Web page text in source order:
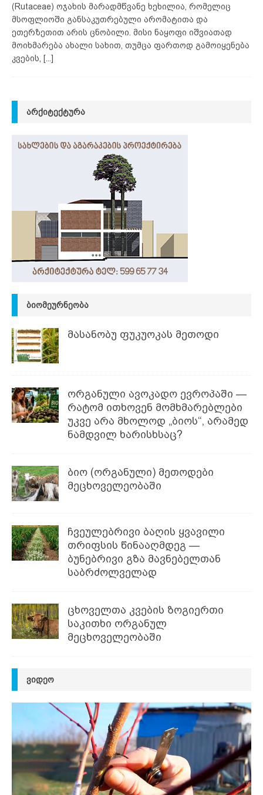
(Rutaceae) ოჯახის მარადმწვანე ხეხილია, რომელიც
მსოფლიოში განსაკუთრებული არომატითა და
ეთერზეთით არის ცნობილი. მისი ნაყოფი იშვიათად
მოიხმარება ახალი სახით, თუმცა ფართოდ გამოიყენება
კვების,
[...]
ᲐᲠᲥᲘᲢᲔᲥᲢᲣᲠᲐ
ᲑᲘᲝᲛᲔᲣᲠᲜᲔᲝᲑᲐ
მასანობუ ფუკუოკას მეთოდი
ორგანული ავოკადო ევროპაში —
რატომ ითხოვენ მომხმარებლები
უკვე არა მხოლოდ „ბიოს“, არამედ
ნამდვილ ხარისხსაც?
ბიო (ორგანული) მეთოდები
მეცხოველეობაში
ჩვეულებრივი ბაღის ყვავილი
თრიფსის წინააღმდეგ —
ბუნებრივი გზა მავნებელთან
საბრძოლველად
ცხოველთა კვების ზოგიერთი
საკითხი ორგანულ
მეცხოველეობაში
ᲕᲘᲓᲔᲝ